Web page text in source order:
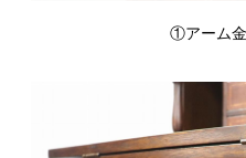
①アーム